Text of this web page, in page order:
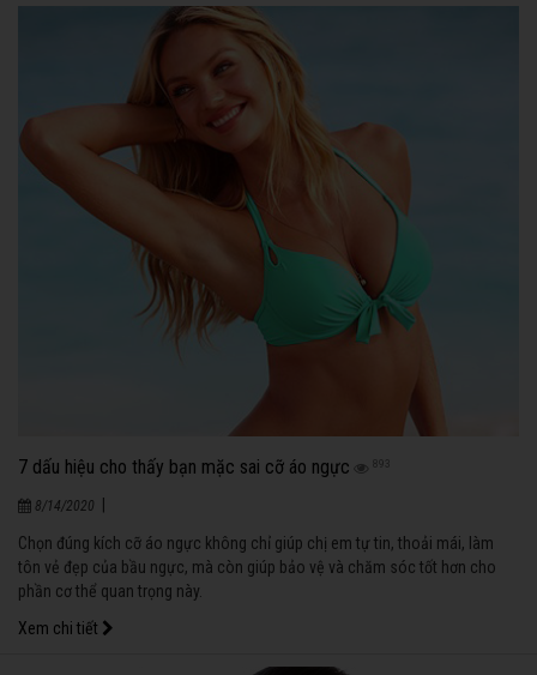
7 dấu hiệu cho thấy bạn mặc sai cỡ áo ngực 893
8/14/2020
Chọn đúng kích cỡ áo ngực không chỉ giúp chị em tự tin, thoải mái, làm
tôn vẻ đẹp của bầu ngực, mà còn giúp bảo vệ và chăm sóc tốt hơn cho
phần cơ thể quan trọng này.
Xem chi tiết